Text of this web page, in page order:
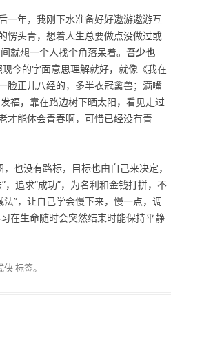
一年，我刚下水准备好好遨游遨游互
愣头青，想着人生总要做点没做过或
就想一个人找个角落呆着。 吾少也
今的字面意思理解就好，就像《我在
脸正儿八经的，多半衣冠禽兽；满嘴
福，靠在路边树下晒太阳，看见走过
才能体会青春啊，可惜已经没有青
也没有路标，目标也由自己来决定，
追求“成功”，为名利和金钱打拼，不
”，让自己学会慢下来，慢一点，调
在生命随时会突然结束时能保持平静
侠标签。